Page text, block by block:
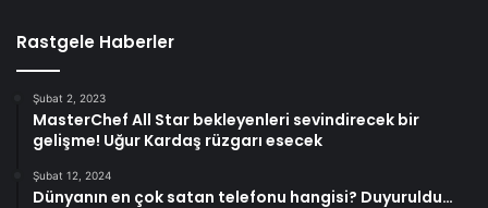
Rastgele Haberler
Şubat 2, 2023
MasterChef All Star bekleyenleri sevindirecek bir
gelişme! Uğur Kardaş rüzgarı esecek
Şubat 12, 2024
Dünyanın en çok satan telefonu hangisi? Duyuruldu…